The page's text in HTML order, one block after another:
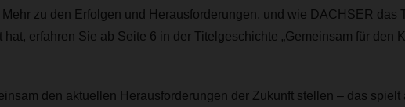
Mehr zu den Erfolgen und Herausforderungen, und wie DACHSER das
hat, erfahren Sie ab Seite 6 in der Titelgeschichte „Gemeinsam für den
den aktuellen Herausforderungen der Zukunft stellen – das spielt